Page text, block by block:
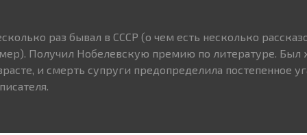
раз бывал в СССР (о чем есть несколько
Получил Нобелевскую премию по литературе. Был
и смерть супруги предопределила постепенное